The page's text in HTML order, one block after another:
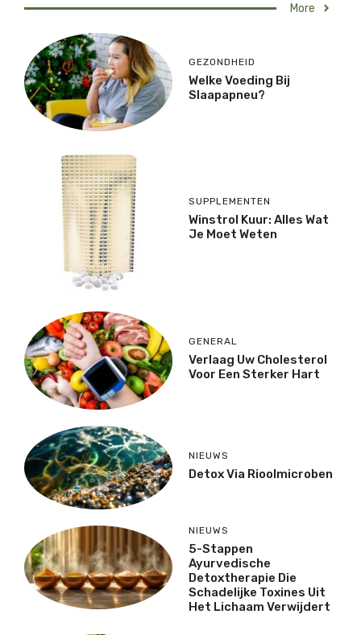
More
GEZONDHEID
Welke Voeding Bij
Slaapapneu?
SUPPLEMENTEN
Winstrol Kuur: Alles Wat
Je Moet Weten
GENERAL
Verlaag Uw Cholesterol
Voor Een Sterker Hart
NIEUWS
Detox Via Rioolmicroben
NIEUWS
5-Stappen
Ayurvedische
Detoxtherapie Die
Schadelijke Toxines Uit
Het Lichaam Verwijdert